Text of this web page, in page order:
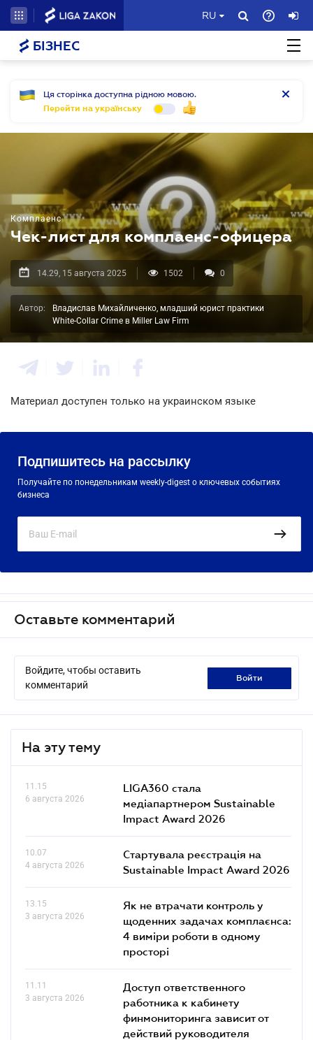
RU
БІЗНЕС
Ця сторінка доступна рідною мовою.
Перейти на українську
Комплаенс
Чек-лист для комплаенс-офицера
14.29, 15 августа 2025 1502 0
Автор:
Владислав Михайличенко, младший юрист практики
White-Collar Crime в Miller Law Firm
Материал доступен только на украинском языке
Подпишитесь на рассылку
Получайте по понедельникам weekly-digest о ключевых событиях
бизнеса
Оставьте комментарий
Войдите, чтобы оставить
комментарий
войти
На эту тему
11.15
6 августа 2026
LIGA360 стала
медіапартнером Sustainable
Impact Award 2026
10.07
4 августа 2026
Стартувала реєстрація на
Sustainable Impact Award 2026
13.15
3 августа 2026
Як не втрачати контроль у
щоденних задачах комплаєнса:
4 виміри роботи в одному
просторі
11.11
3 августа 2026
Доступ ответственного
работника к кабинету
финмониторинга зависит от
действий руководителя